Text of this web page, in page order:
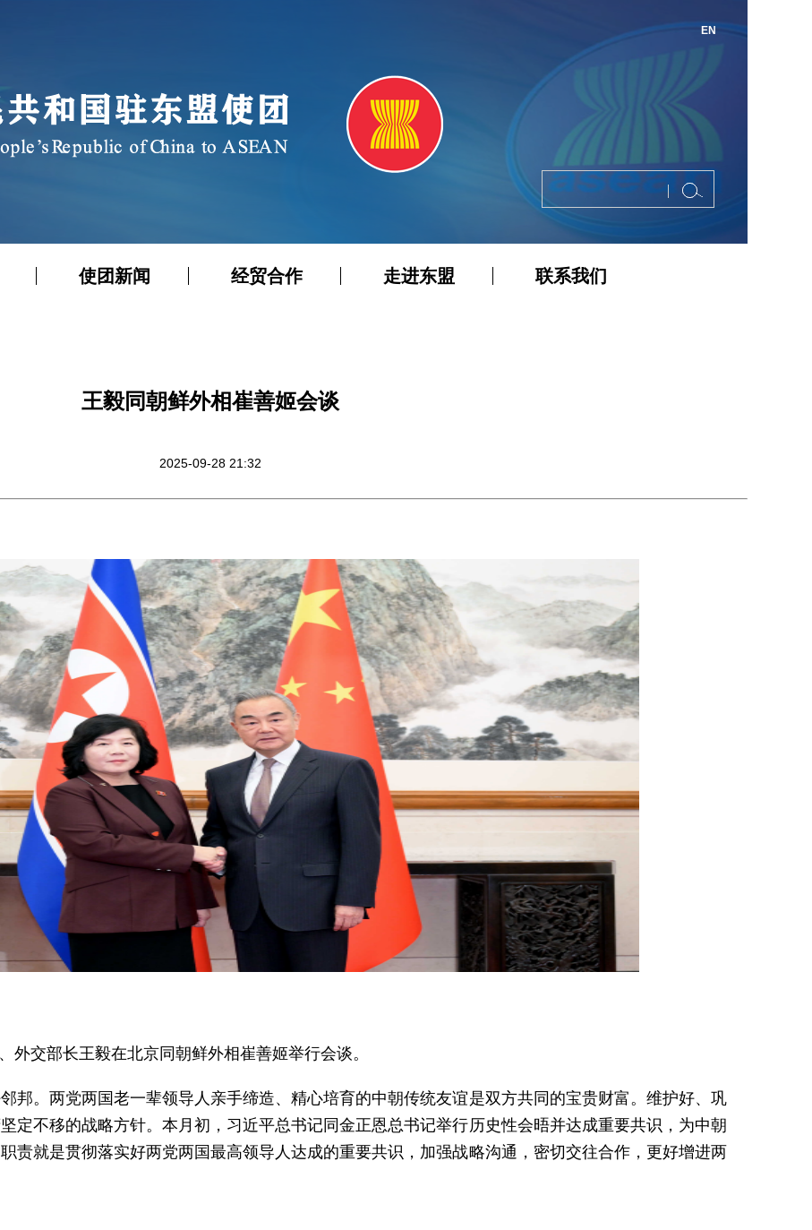
EN
使团新闻 经贸合作 走进东盟 联系我们
王毅同朝鲜外相崔善姬会谈
2025-09-28 21:32
外交部长王毅在北京同朝鲜外相崔善姬举行会谈。
邦。两党两国老一辈领导人亲手缔造、精心培育的中朝传统友谊是双方共同的宝贵财富。维护好、巩
定不移的战略方针。本月初，习近平总书记同金正恩总书记举行历史性会晤并达成重要共识，为中朝
责就是贯彻落实好两党两国最高领导人达成的重要共识，加强战略沟通，密切交往合作，更好增进两